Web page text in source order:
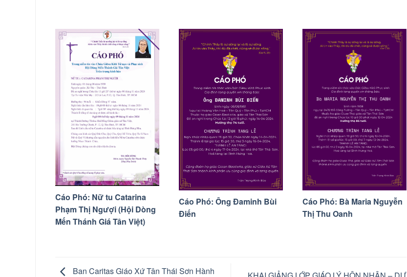
Cáo Phó: Nữ tu Catarina
Phạm Thị Ngượi (Hội Dòng
Mến Thánh Giá Tân Việt)
Cáo Phó: Ông Đaminh Bùi
Điến
Cáo Phó: Bà Maria Nguyễn
Thị Thu Oanh
Ban Caritas Giáo Xứ Tân Thái Sơn Hành